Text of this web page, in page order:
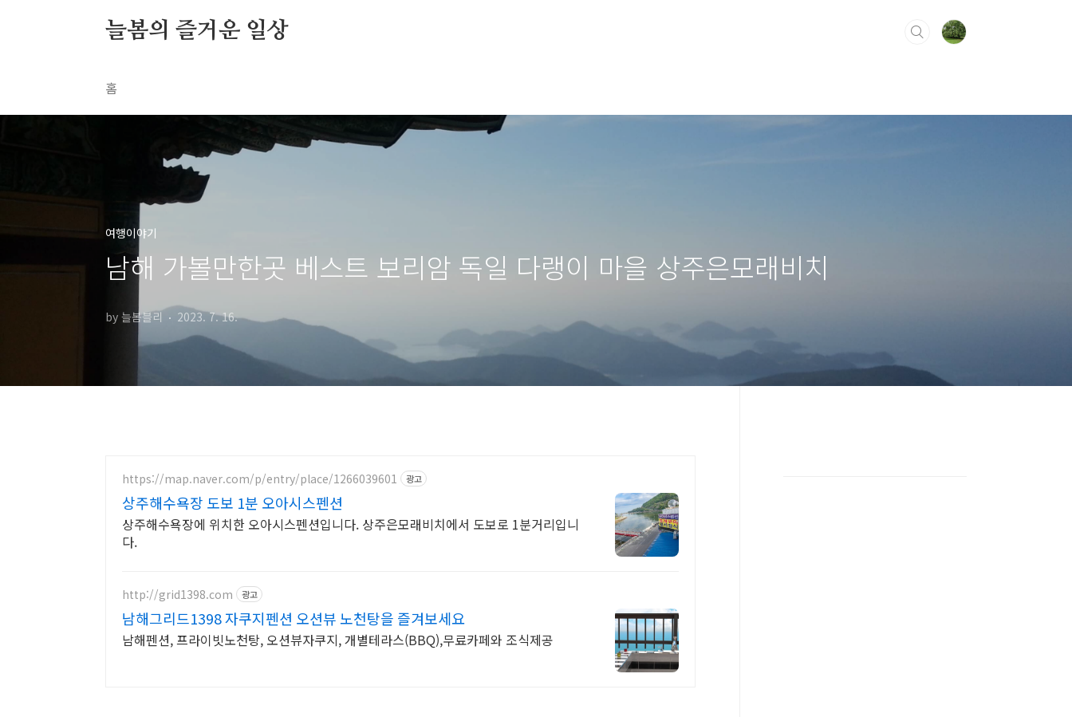
늘봄의 즐거운 일상
홈
여행이야기
남해 가볼만한곳 베스트 보리암 독일 다랭이 마을 상주은모래비치
by 늘봄블리 2023. 7. 16.
https://map.naver.com/p/entry/place/1266039601 광고
상주해수욕장 도보 1분 오아시스펜션
상주해수욕장에 위치한 오아시스펜션입니다. 상주은모래비치에서 도보로 1분거리입니
다.
http://grid1398.com 광고
남해그리드1398 자쿠지펜션 오션뷰 노천탕을 즐겨보세요
남해펜션, 프라이빗노천탕, 오션뷰자쿠지, 개별테라스(BBQ),무료카페와 조식제공